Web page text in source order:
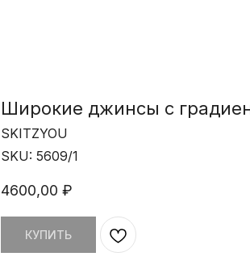
Широкие джинсы с
SKITZYOU
SKU: 5609/1
4600,00 ₽
КУПИТЬ